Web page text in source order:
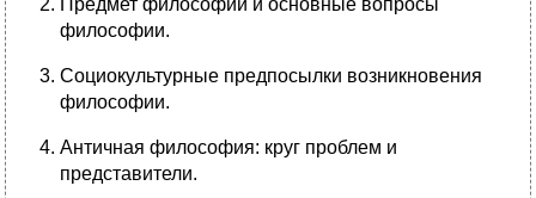
Предмет философии и основные вопросы
философии.
Социокультурные предпосылки возникновения
философии.
Античная философия: круг проблем и
представители.